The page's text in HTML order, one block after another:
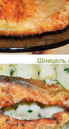
Шницель